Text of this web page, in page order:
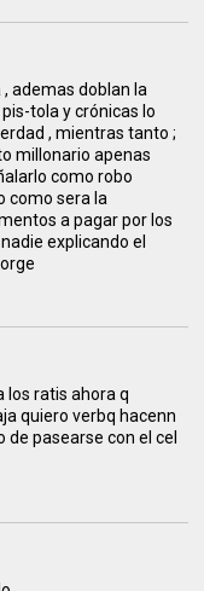
ademas doblan la
tola y crónicas lo
, mientras tanto ;
millonario apenas
como robo
como sera la
a pagar por los
explicando el
los ratis ahora q
quiero verbq hacenn
de pasearse con el cel